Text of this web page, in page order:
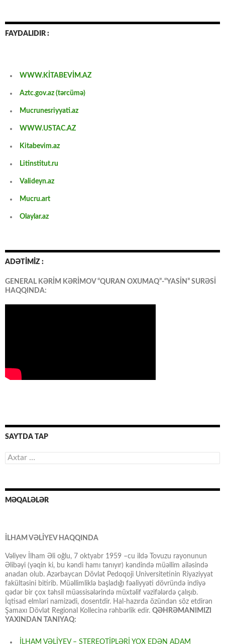
FAYDALIDIR :
WWW.KİTABEVİM.AZ
Aztc.gov.az (tərcümə)
Mucrunesriyyati.az
WWW.USTAC.AZ
Kitabevim.az
Litinstitut.ru
Valideyn.az
Mucru.art
Olaylar.az
ADƏTİMİZ :
GENERAL KƏRİM KƏRİMOV “QURAN OXUMAQ”-“YASİN” SURƏSİ
HAQQINDA:
SAYTDA TAP
Axtarış:
MƏQALƏLƏR
İLHAM VƏLİYEV HAQQINDA
Vəliyev İlham Əli oğlu, 7 oktyabr 1959 –cu ildə Tovuzu rayonunun
Əlibəyi (yəqin ki, bu kəndi hamı tanıyır) kəndində müəllim ailəsində
anadan olub. Azərbaycan Dövlət Pedoqoji Universitetinin Riyaziyyat
fakültəsini bitirib. Müəllimliklə başladığı fəaliyyəti dövründə indiyə
qədər bir çox təhsil müəssisələrində müxtəlif vəzifələrdə çalışıb.
İqtisad elmləri namizədi, dosentdir. Hal-hazırda özündən söz etdirən
Şamaxı Dövlət Regional Kollecinə rəhbərlik edir. QƏHRƏMANIMIZI
YAXINDAN TANIYAQ:
İLHAM VƏLİYEV – STEREOTİPLƏRİ YOX EDƏN ADAM